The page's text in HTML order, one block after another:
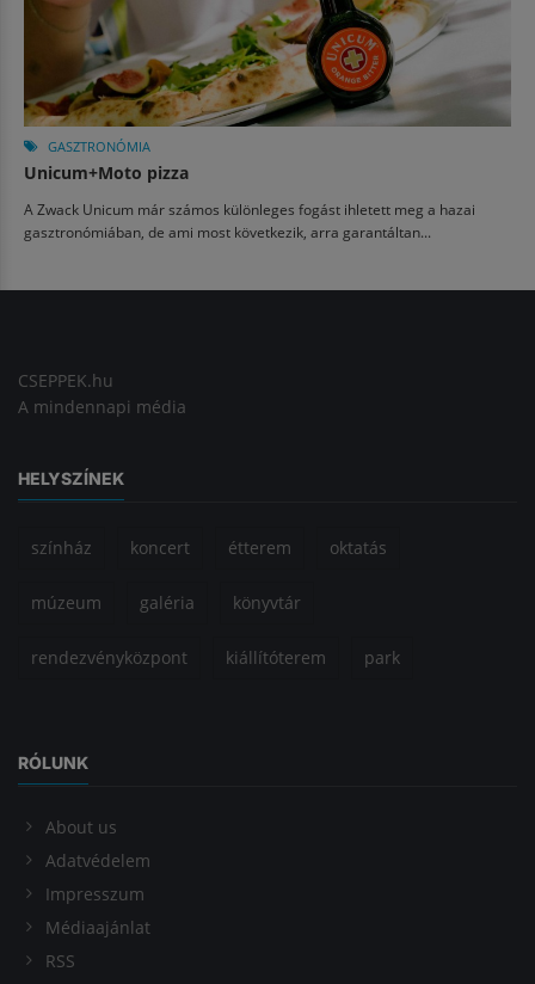
GASZTRONÓMIA
Unicum+Moto pizza
A Zwack Unicum már számos különleges fogást ihletett meg a hazai
gasztronómiában, de ami most következik, arra garantáltan...
CSEPPEK.hu
A mindennapi média
HELYSZÍNEK
színház koncert étterem oktatás
múzeum galéria könyvtár
rendezvényközpont kiállítóterem park
RÓLUNK
About us
Adatvédelem
Impresszum
Médiaajánlat
RSS